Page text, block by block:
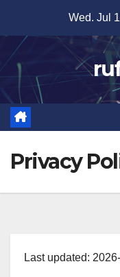
content
Wed. Jul
Privacy
Last updated: